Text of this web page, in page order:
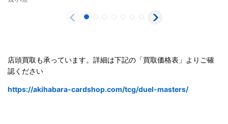
店頭買取も承っています。詳細は下記の「買取価格表」よりご確
認ください
https://akihabara-cardshop.com/tcg/duel-masters/